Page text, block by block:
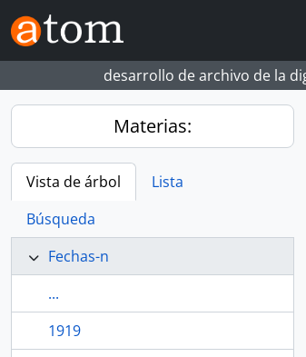
Skip to main content
desarrollo de archivo de la
Materias:
Vista de árbol
Lista
Búsqueda
Fechas-n
...
1919